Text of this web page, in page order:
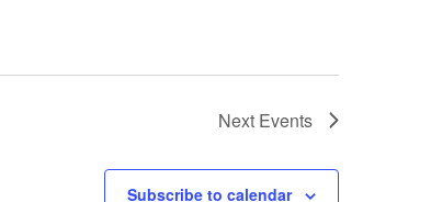
Next Events
Subscribe to calendar